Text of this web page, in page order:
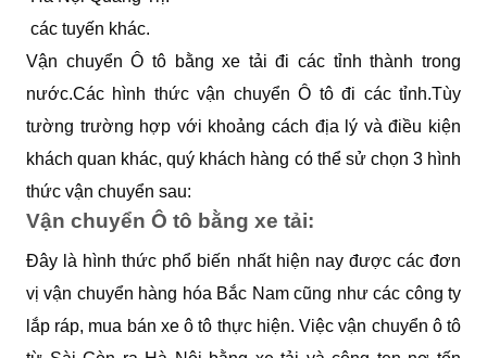
các tuyến khác.
Vận chuyển Ô tô bằng xe tải đi các tỉnh thành trong
nước.Các hình thức vận chuyển Ô tô đi các tỉnh.Tùy
tường trường hợp với khoảng cách địa lý và điều kiện
khách quan khác, quý khách hàng có thể sử chọn 3 hình
thức vận chuyển sau:
Vận chuyển Ô tô bằng xe tải:
Đây là hình thức phổ biến nhất hiện nay được các đơn
vị vận chuyển hàng hóa Bắc Nam cũng như các công ty
lắp ráp, mua bán xe ô tô thực hiện. Việc vận chuyển ô tô